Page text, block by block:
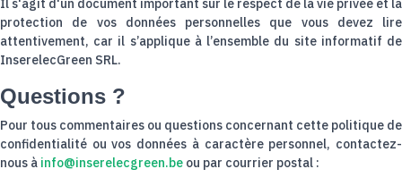
Il s'agit d'un document important sur le respect de la vie privée et la
protection de vos données personnelles que vous devez lire
attentivement, car il s’applique à l’ensemble du site informatif de
InserelecGreen SRL.
Questions ?
Pour tous commentaires ou questions concernant cette politique de
confidentialité ou vos données à caractère personnel, contactez-
nous à info@inserelecgreen.be ou par courrier postal :